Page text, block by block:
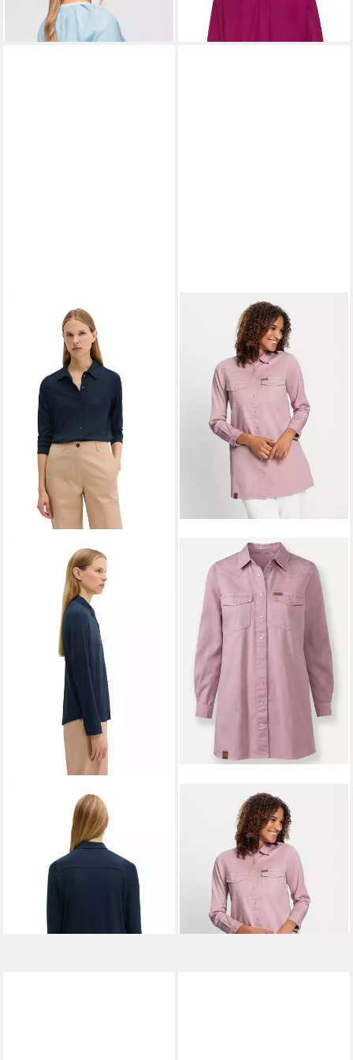
tlg) Ajour-Einsätze,
Stickereien, Knopfleiste
MARC O'POLOBlusenshirt
aus LENZING™ ECOVERO™
UVP79,95 €
Klassische Bluse Jeans-
Longbluse Langarm
ab 44,99 €